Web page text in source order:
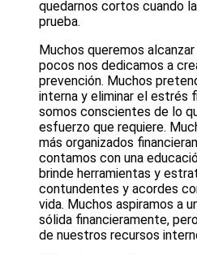
quedarnos cortos cuando
prueba.
Muchos queremos
pocos nos dedicamos a
prevención. Muchos
interna y eliminar el estrés
somos conscientes de lo
esfuerzo que requiere.
más organizados
contamos con una
brinde herramientas y
contundentes y acordes
vida. Muchos aspiramos a
sólida financieramente,
de nuestros recursos